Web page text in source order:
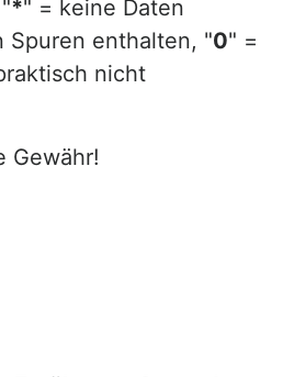
*" = keine Daten
Spuren enthalten, "0" =
nicht
Gewähr!